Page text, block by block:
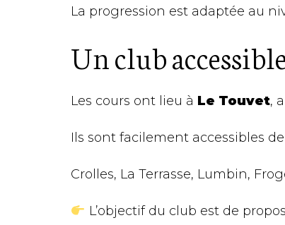
La progression est adaptée au
Un club
Les cours ont lieu à Le Touvet,
Ils sont facilement accessibles
Crolles, La Terrasse, Lumbin,
L’objectif du club est de